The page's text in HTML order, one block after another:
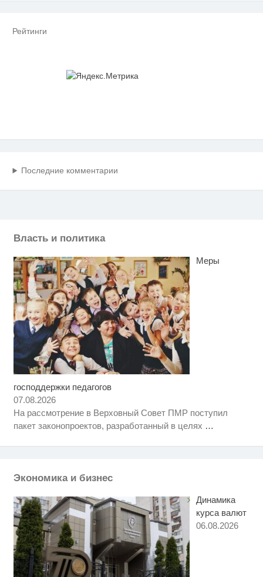
Рейтинги
Последние комментарии
Власть и политика
Меры
господдержки педагогов
07.08.2026
На рассмотрение в Верховный Совет ПМР поступил
пакет законопроектов, разработанный в целях …
Экономика и бизнес
Динамика
курса валют
06.08.2026
Рак начинается не с боли:
i
Четыре современных варианта
отделки потолка вместо
разочаровала Москва